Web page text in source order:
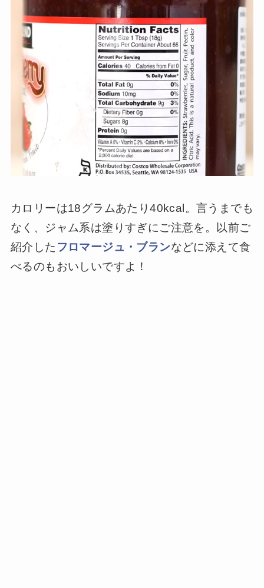
カロリーは18グラムあたり40kcal。言うまでも
なく、ジャム系は塗りすぎにご注意を。以前ご
紹介した フロマージュ・ブランなどに添えて食
べるのもおいしいですよ！